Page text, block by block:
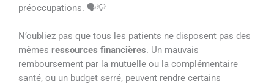
préoccupations. 🗣️💡
N’oubliez pas que tous les patients ne disposent pas des
mêmes ressources financières. Un mauvais
remboursement par la mutuelle ou la complémentaire
santé, ou un budget serré, peuvent rendre certains